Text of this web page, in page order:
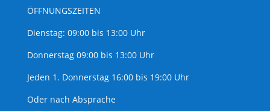
ÖFFNUNGSZEITEN
Dienstag: 09:00 bis 13:00 Uhr
Donnerstag 09:00 bis 13:00 Uhr
Jeden 1. Donnerstag 16:00 bis 19:00 Uhr
Oder nach Absprache